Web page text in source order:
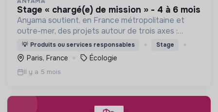
stage « chargé(e) de mission » - 4 à 6 mois
Anyama soutient, en France métropolitaine et
outre-mer, des projets autour de trois axes :
protection et revitalisation des forêts,
préservation et régénération de la biodiversité,
soutien aux aidants
💡 Produits ou services responsables Stage
Paris, France Écologie
Il y a 5 mois